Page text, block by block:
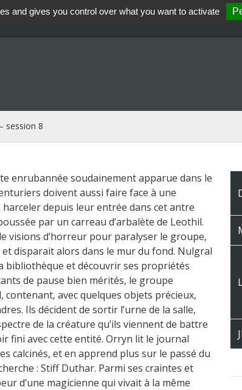
session 8
enrubannée soudainement apparue dans le
doivent aussi faire face à une
depuis leur entrée dans cet antre
par un carreau d’arbalète de Leothil.
visions d’horreur pour paralyser le groupe,
disparait alors dans le mur du fond. Nulgral
bibliothèque et découvrir ses propriétés
de pause bien mérités, le groupe
avec quelques objets précieux,
Ils décident de sortir l’urne de la salle,
de la créature qu’ils viennent de battre
fini avec cette entité. Orryn lit le journal
calcinés, et en apprend plus sur le passé du
: Stiff Duthar. Parmi ses craintes et
d’une magicienne qui vivait à la même
and gives you control over what you want to activate